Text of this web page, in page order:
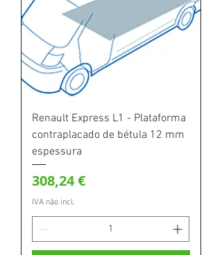
Renault Express L1 - Plataforma
contraplacado de bétula 12 mm
espessura
Preço
308,24 €
IVA não incl.